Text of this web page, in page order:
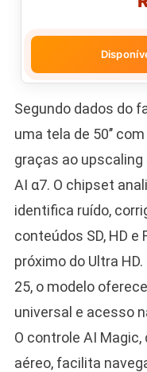
Segundo dados do
uma tela de 50’’
graças ao
AI α7. O chipset
identifica ruído,
conteúdos SD, HD e
próximo do Ultra
25, o modelo
universal e acesso
O controle AI
aéreo, facilita